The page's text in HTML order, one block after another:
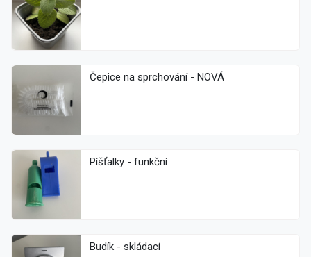
Čepice na sprchování - NOVÁ
Píšťalky - funkční
Budík - skládací